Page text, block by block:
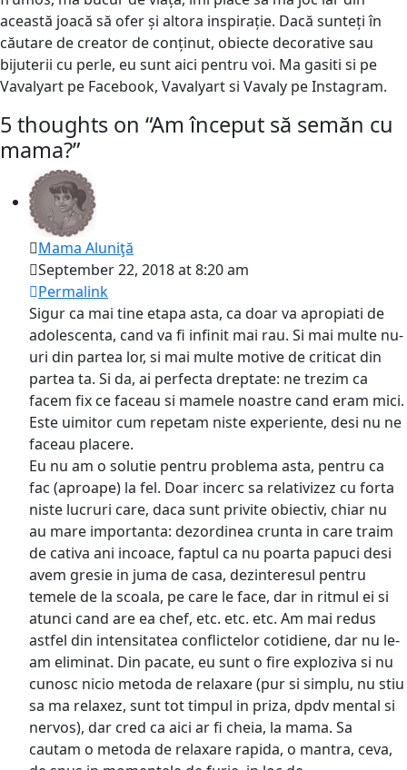
această joacă să ofer și altora inspirație. Dacă sunteți în
căutare de creator de conținut, obiecte decorative sau
bijuterii cu perle, eu sunt aici pentru voi. Ma gasiti si pe
Vavalyart pe Facebook, Vavalyart si Vavaly pe Instagram.
5 thoughts on “Am început să semăn cu
mama?”
Mama Aluniţă
September 22, 2018 at 8:20 am
Permalink
Sigur ca mai tine etapa asta, ca doar va apropiati de
adolescenta, cand va fi infinit mai rau. Si mai multe nu-
uri din partea lor, si mai multe motive de criticat din
partea ta. Si da, ai perfecta dreptate: ne trezim ca
facem fix ce faceau si mamele noastre cand eram mici.
Este uimitor cum repetam niste experiente, desi nu ne
faceau placere.
Eu nu am o solutie pentru problema asta, pentru ca
fac (aproape) la fel. Doar incerc sa relativizez cu forta
niste lucruri care, daca sunt privite obiectiv, chiar nu
au mare importanta: dezordinea crunta in care traim
de cativa ani incoace, faptul ca nu poarta papuci desi
avem gresie in juma de casa, dezinteresul pentru
temele de la scoala, pe care le face, dar in ritmul ei si
atunci cand are ea chef, etc. etc. etc. Am mai redus
astfel din intensitatea conflictelor cotidiene, dar nu le-
am eliminat. Din pacate, eu sunt o fire exploziva si nu
cunosc nicio metoda de relaxare (pur si simplu, nu stiu
sa ma relaxez, sunt tot timpul in priza, dpdv mental si
nervos), dar cred ca aici ar fi cheia, la mama. Sa
cautam o metoda de relaxare rapida, o mantra, ceva,